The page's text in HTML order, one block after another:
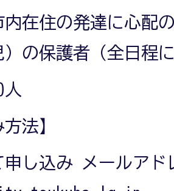
内在住の発達に心配
）の保護者（全日程
人
法】
申し込み メールアド